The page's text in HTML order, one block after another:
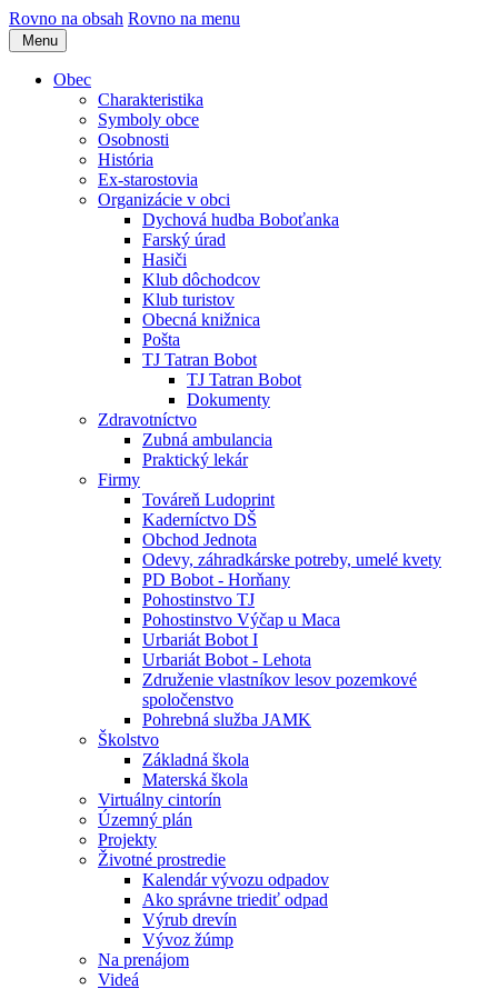
Rovno na obsah Rovno na menu
Menu
Obec
Charakteristika
Symboly obce
Osobnosti
História
Ex-starostovia
Organizácie v obci
Dychová hudba Boboťanka
Farský úrad
Hasiči
Klub dôchodcov
Klub turistov
Obecná knižnica
Pošta
TJ Tatran Bobot
TJ Tatran Bobot
Dokumenty
Zdravotníctvo
Zubná ambulancia
Praktický lekár
Firmy
Továreň Ludoprint
Kaderníctvo DŠ
Obchod Jednota
Odevy, záhradkárske potreby, umelé kvety
PD Bobot - Horňany
Pohostinstvo TJ
Pohostinstvo Výčap u Maca
Urbariát Bobot I
Urbariát Bobot - Lehota
Združenie vlastníkov lesov pozemkové
spoločenstvo
Pohrebná služba JAMK
Školstvo
Základná škola
Materská škola
Virtuálny cintorín
Územný plán
Projekty
Životné prostredie
Kalendár vývozu odpadov
Ako správne triediť odpad
Výrub drevín
Vývoz žúmp
Na prenájom
Videá